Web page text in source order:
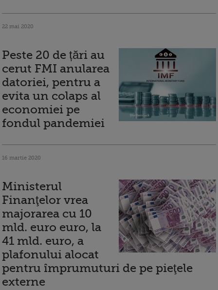
22 mai 2020
Peste 20 de țări au
cerut FMI anularea
datoriei, pentru a
evita un colaps al
economiei pe
fondul pandemiei
16 martie 2020
Ministerul
Finanţelor vrea
majorarea cu 10
mld. euro euro, la
41 mld. euro, a
plafonului alocat
pentru împrumuturi de pe pieţele
externe